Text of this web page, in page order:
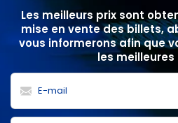
Les meilleurs prix sont
mise en vente des billets,
vous informerons afin que
les meilleures